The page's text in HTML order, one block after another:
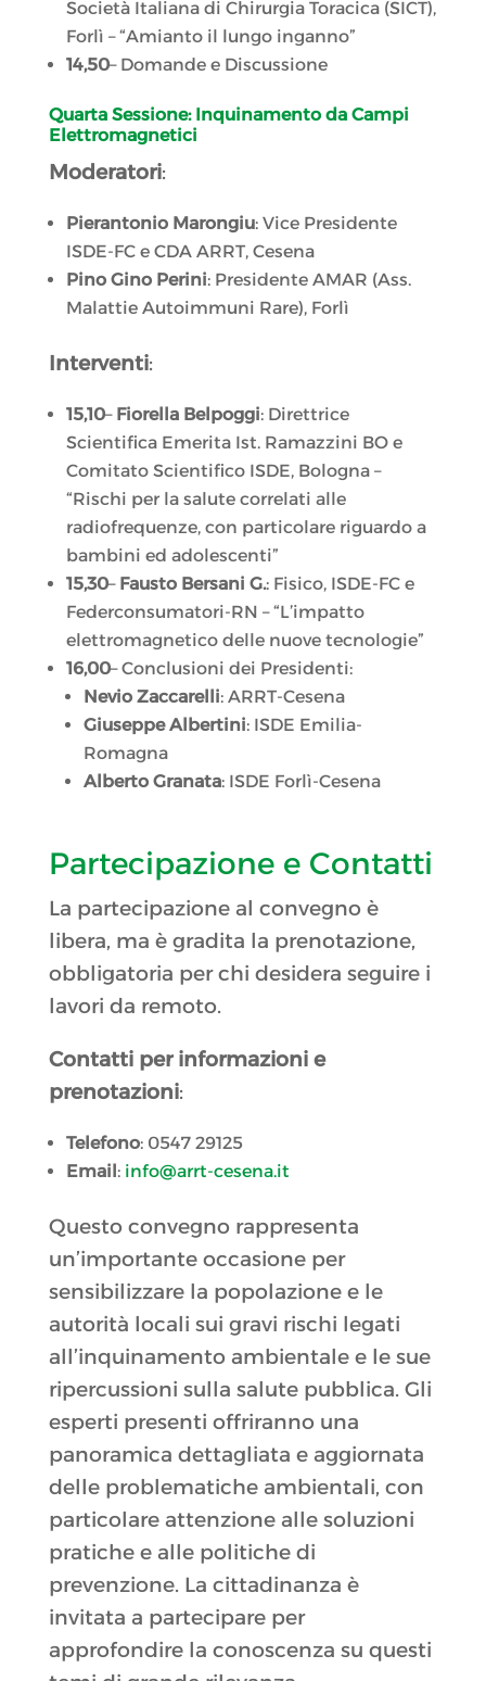
Società Italiana di Chirurgia Toracica (SICT),
Forlì – “Amianto il lungo inganno”
14,50– Domande e Discussione
Quarta Sessione: Inquinamento da Campi
Elettromagnetici
Moderatori:
Pierantonio Marongiu: Vice Presidente
ISDE-FC e CDA ARRT, Cesena
Pino Gino Perini: Presidente AMAR (Ass.
Malattie Autoimmuni Rare), Forlì
Interventi:
15,10– Fiorella Belpoggi: Direttrice
Scientifica Emerita Ist. Ramazzini BO e
Comitato Scientifico ISDE, Bologna –
“Rischi per la salute correlati alle
radiofrequenze, con particolare riguardo a
bambini ed adolescenti”
15,30– Fausto Bersani G.: Fisico, ISDE-FC e
Federconsumatori-RN – “L’impatto
elettromagnetico delle nuove tecnologie”
16,00– Conclusioni dei Presidenti:
Nevio Zaccarelli: ARRT-Cesena
Giuseppe Albertini: ISDE Emilia-
Romagna
Alberto Granata: ISDE Forlì-Cesena
Partecipazione e Contatti
La partecipazione al convegno è
libera, ma è gradita la prenotazione,
obbligatoria per chi desidera seguire i
lavori da remoto.
Contatti per informazioni e
prenotazioni:
Telefono: 0547 29125
Email : info@arrt-cesena.it
Questo convegno rappresenta
un’importante occasione per
sensibilizzare la popolazione e le
autorità locali sui gravi rischi legati
all’inquinamento ambientale e le sue
ripercussioni sulla salute pubblica. Gli
esperti presenti offriranno una
panoramica dettagliata e aggiornata
delle problematiche ambientali, con
particolare attenzione alle soluzioni
pratiche e alle politiche di
prevenzione. La cittadinanza è
invitata a partecipare per
approfondire la conoscenza su questi